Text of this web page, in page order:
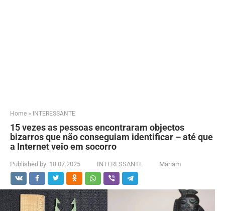
Home » INTERESSANTE
15 vezes as pessoas encontraram objectos
bizarros que não conseguiam identificar – até que
a Internet veio em socorro
Published by: 18.07.2025 INTERESSANTE Mariam